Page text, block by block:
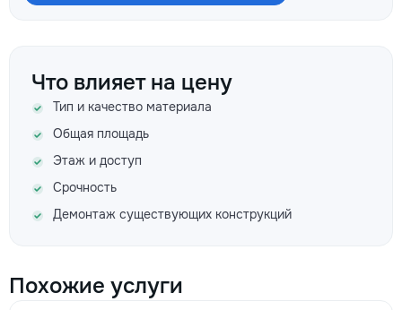
Что влияет на цену
Тип и качество материала
Общая площадь
Этаж и доступ
Срочность
Демонтаж существующих конструкций
Похожие услуги